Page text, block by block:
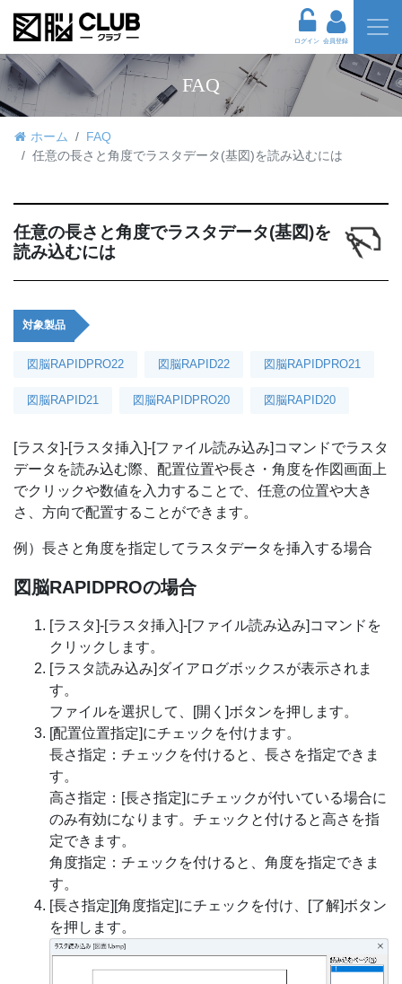
ログイン 会員登録
FAQ
ホーム
FAQ
任意の長さと角度でラスタデータ(基図)を読み込むには
任意の長さと角度でラスタデータ(基図)を
読み込むには
対象製品
図脳RAPIDPRO22 図脳RAPID22 図脳RAPIDPRO21
図脳RAPID21 図脳RAPIDPRO20 図脳RAPID20
[ラスタ]-[ラスタ挿入]-[ファイル読み込み]コマンドでラスタ
データを読み込む際、配置位置や長さ・角度を作図画面上
でクリックや数値を入力することで、任意の位置や大き
さ、方向で配置することができます。
例）長さと角度を指定してラスタデータを挿入する場合
図脳RAPIDPROの場合
[ラスタ]-[ラスタ挿入]-[ファイル読み込み]コマンドを
クリックします。
[ラスタ読み込み]ダイアログボックスが表示されま
す。
ファイルを選択して、[開く]ボタンを押します。
[配置位置指定]にチェックを付けます。
長さ指定：チェックを付けると、長さを指定できま
す。
高さ指定：[長さ指定]にチェックが付いている場合に
のみ有効になります。チェックと付けると高さを指
定できます。
角度指定：チェックを付けると、角度を指定できま
す。
[長さ指定][角度指定]にチェックを付け、[了解]ボタン
を押します。